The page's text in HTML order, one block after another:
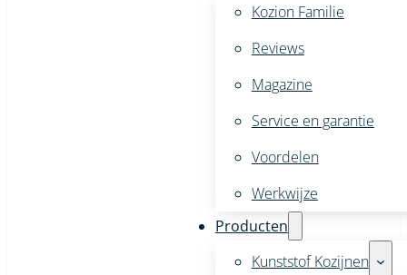
Kozion Familie
Reviews
Magazine
Service en garantie
Voordelen
Werkwijze
Producten
Kunststof Kozijnen